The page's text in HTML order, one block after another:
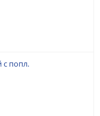
с попл.